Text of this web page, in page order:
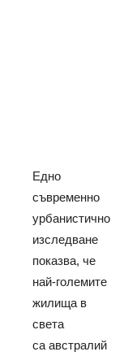
Едно
съвременно
урбанистично
изследване
показва, че
най-големите
жилища в
света
са австралий